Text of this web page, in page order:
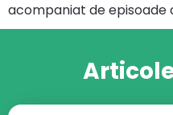
acompaniat de episoade